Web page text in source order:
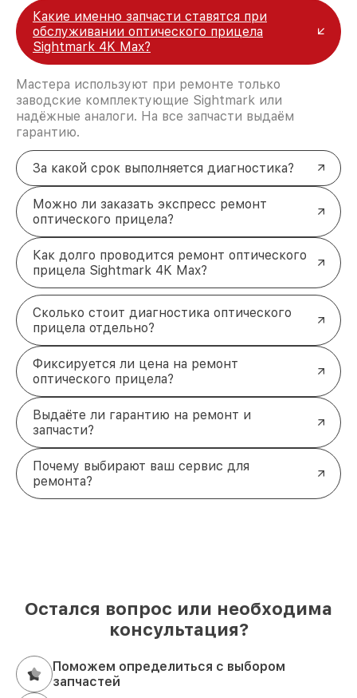
Какие именно запчасти ставятся при
обслуживании оптического прицела
Sightmark 4K Max?
Мастера используют при ремонте только
заводские комплектующие Sightmark или
надёжные аналоги. На все запчасти выдаём
гарантию.
За какой срок выполняется диагностика?
Можно ли заказать экспресс ремонт
оптического прицела?
Как долго проводится ремонт оптического
прицела Sightmark 4K Max?
Сколько стоит диагностика оптического
прицела отдельно?
Фиксируется ли цена на ремонт
оптического прицела?
Выдаёте ли гарантию на ремонт и
запчасти?
Почему выбирают ваш сервис для
ремонта?
Остался вопрос или необходима
консультация?
Поможем определиться с выбором
запчастей